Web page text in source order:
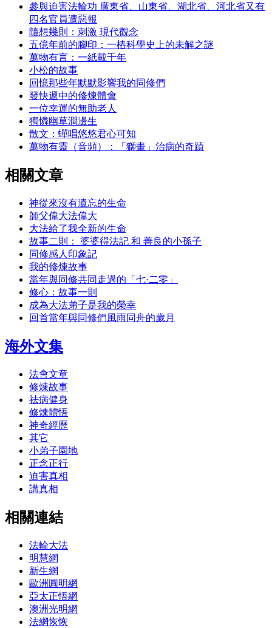
參與迫害法輪功 廣東省、山東省、湖北省、河北省又有
四名官員遭惡報
隨想幾則：刺激 現代觀念
五億年前的腳印：一樁科學史上的未解之謎
萬物有言：一紙載千年
小松的故事
回憶那些年默默影響我的同修們
發快遞中的修煉體會
一位幸運的無助老人
獨憐幽草澗邊生
散文：蟬唱悠悠君心可知
萬物有靈（音頻）：「獅畫」治病的奇蹟
相關文章
神從來沒有遺忘的生命
師父偉大法偉大
大法給了我全新的生命
故事二則： 婆婆得法記 和 善良的小孫子
同修感人印象記
我的修煉故事
當年與同修共同走過的「七·二零」
修心：故事一則
成為大法弟子是我的榮幸
回首當年與同修們風雨同舟的歲月
海外文集
法會文章
修煉故事
祛病健身
修煉體悟
神奇經歷
其它
小弟子園地
正念正行
迫害真相
講真相
相關連結
法輪大法
明慧網
新生網
歐洲圓明網
亞太正悟網
澳洲光明網
法網恢恢